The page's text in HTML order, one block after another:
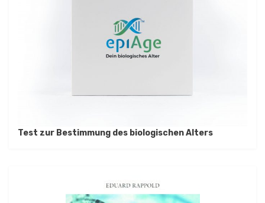
Test zur Bestimmung des biologischen Alters